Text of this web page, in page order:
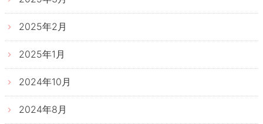
2025年2月
2025年1月
2024年10月
2024年8月